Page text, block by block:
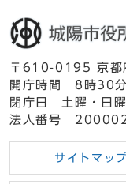
〒610-0195 京都
開庁時間 8時30
閉庁日 土曜・日
法人番号
サイトマップ